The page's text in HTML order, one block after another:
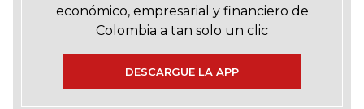
económico, empresarial y financiero de
Colombia a tan solo un clic
DESCARGUE LA APP